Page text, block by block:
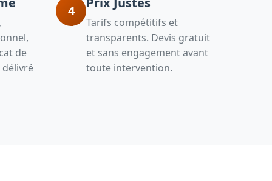
de
4
Tarifs compétitifs et
transparents. Devis gratuit
et sans engagement avant
toute intervention.